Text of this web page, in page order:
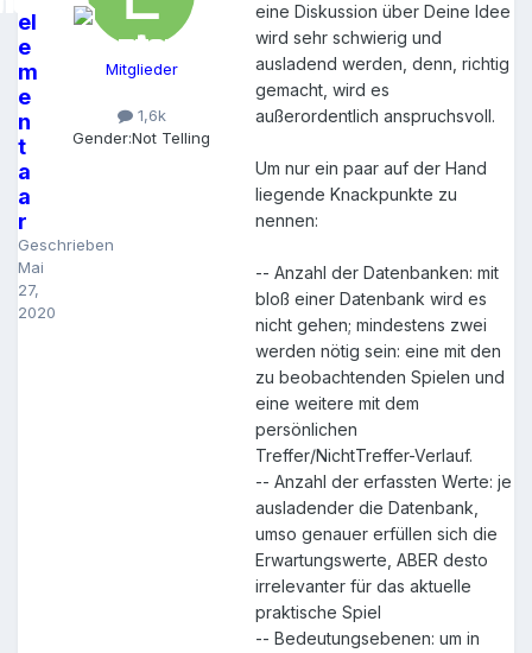
el
e
m
e
n
t
a
a
r
Geschrieben
Mai
27,
2020
Mitglieder
1,6k
Gender:Not Telling
eine Diskussion über Deine Idee
wird sehr schwierig und
ausladend werden, denn, richtig
gemacht, wird es
außerordentlich anspruchsvoll.
Um nur ein paar auf der Hand
liegende Knackpunkte zu
nennen:
-- Anzahl der Datenbanken: mit
bloß einer Datenbank wird es
nicht gehen; mindestens zwei
werden nötig sein: eine mit den
zu beobachtenden Spielen und
eine weitere mit dem
persönlichen
Treffer/NichtTreffer-Verlauf.
-- Anzahl der erfassten Werte: je
ausladender die Datenbank,
umso genauer erfüllen sich die
Erwartungswerte, ABER desto
irrelevanter für das aktuelle
praktische Spiel
-- Bedeutungsebenen: um in